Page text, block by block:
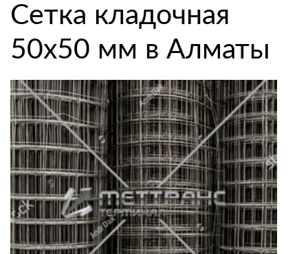
Сетка кладочная
50x50 мм в Алматы